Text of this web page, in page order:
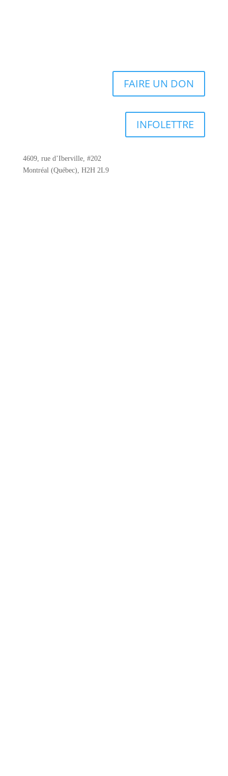
FAIRE UN DON
INFOLETTRE
4609, rue d’Iberville, #202
Montréal (Québec), H2H 2L9